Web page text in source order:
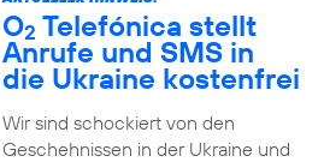
O2 Telefónica stellt
Anrufe und SMS in
die Ukraine kostenfrei
Wir sind schockiert von den
Geschehnissen in der Ukraine und